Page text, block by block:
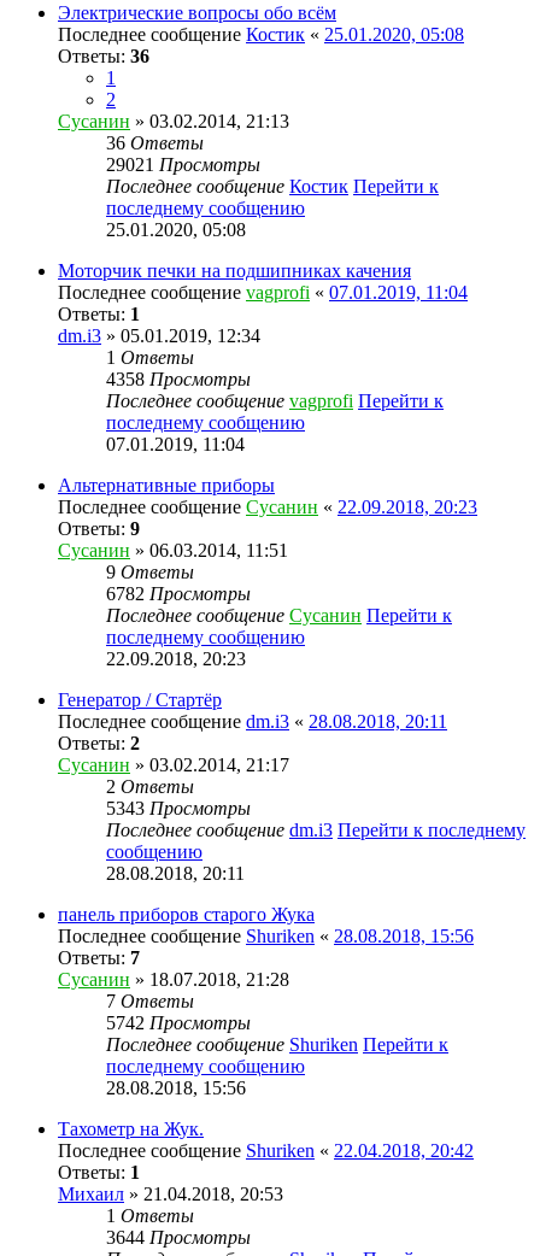
Электрические вопросы обо всём
Последнее сообщение Костик « 25.01.2020, 05:08
Ответы: 36
1
2
Сусанин » 03.02.2014, 21:13
36 Ответы
29021 Просмотры
Последнее сообщение Костик Перейти к
последнему сообщению
25.01.2020, 05:08
Моторчик печки на подшипниках качения
Последнее сообщение vagprofi « 07.01.2019, 11:04
Ответы: 1
dm.i3 » 05.01.2019, 12:34
1 Ответы
4358 Просмотры
Последнее сообщение vagprofi Перейти к
последнему сообщению
07.01.2019, 11:04
Альтернативные приборы
Последнее сообщение Сусанин « 22.09.2018, 20:23
Ответы: 9
Сусанин » 06.03.2014, 11:51
9 Ответы
6782 Просмотры
Последнее сообщение Сусанин Перейти к
последнему сообщению
22.09.2018, 20:23
Генератор / Стартёр
Последнее сообщение dm.i3 « 28.08.2018, 20:11
Ответы: 2
Сусанин » 03.02.2014, 21:17
2 Ответы
5343 Просмотры
Последнее сообщение dm.i3 Перейти к последнему
сообщению
28.08.2018, 20:11
панель приборов старого Жука
Последнее сообщение Shuriken « 28.08.2018, 15:56
Ответы: 7
Сусанин » 18.07.2018, 21:28
7 Ответы
5742 Просмотры
Последнее сообщение Shuriken Перейти к
последнему сообщению
28.08.2018, 15:56
Тахометр на Жук.
Последнее сообщение Shuriken « 22.04.2018, 20:42
Ответы: 1
Михаил » 21.04.2018, 20:53
1 Ответы
3644 Просмотры